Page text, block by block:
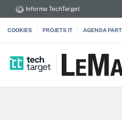
Informa TechTarget
COOKIES PROJETS IT AGENDA